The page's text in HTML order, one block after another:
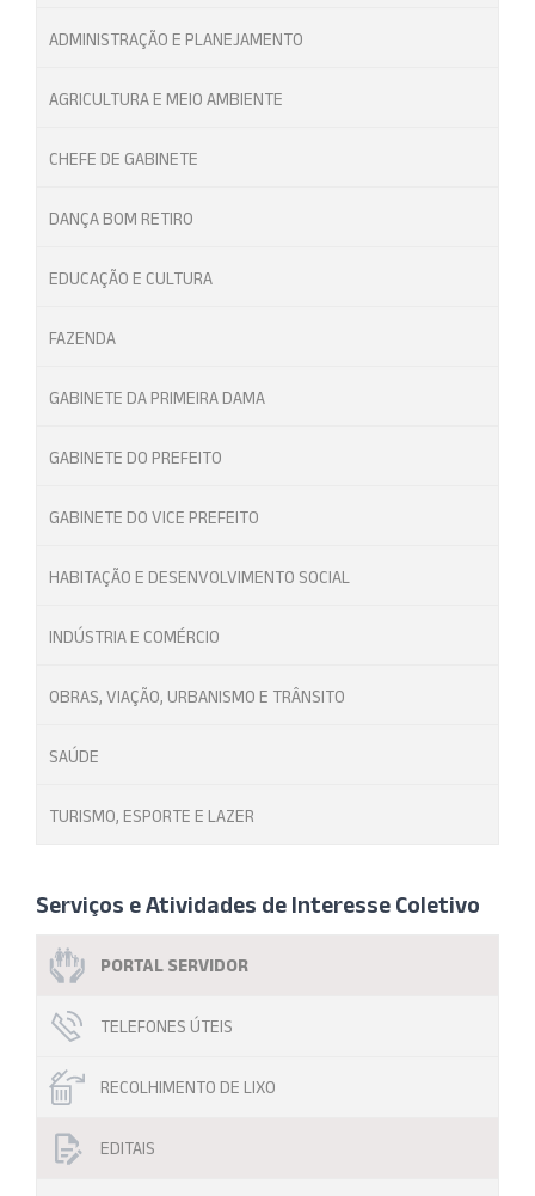
ADMINISTRAÇÃO E PLANEJAMENTO
AGRICULTURA E MEIO AMBIENTE
CHEFE DE GABINETE
DANÇA BOM RETIRO
EDUCAÇÃO E CULTURA
FAZENDA
GABINETE DA PRIMEIRA DAMA
GABINETE DO PREFEITO
GABINETE DO VICE PREFEITO
HABITAÇÃO E DESENVOLVIMENTO SOCIAL
INDÚSTRIA E COMÉRCIO
OBRAS, VIAÇÃO, URBANISMO E TRÂNSITO
SAÚDE
TURISMO, ESPORTE E LAZER
Serviços e Atividades de Interesse Coletivo
PORTAL SERVIDOR
TELEFONES ÚTEIS
RECOLHIMENTO DE LIXO
EDITAIS